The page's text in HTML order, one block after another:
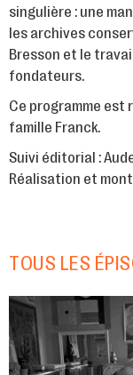
singulière : une
les archives
Bresson et le
fondateurs.
Ce programme est
famille Franck.
Suivi éditorial :
Réalisation et
TOUS LES